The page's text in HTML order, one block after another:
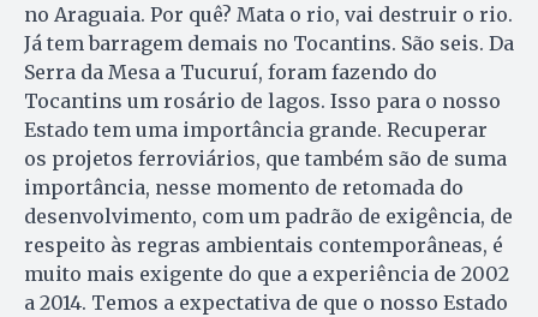
no Araguaia. Por quê? Mata o rio, vai destruir o rio.
Já tem barragem demais no Tocantins. São seis. Da
Serra da Mesa a Tucuruí, foram fazendo do
Tocantins um rosário de lagos. Isso para o nosso
Estado tem uma importância grande. Recuperar
os projetos ferroviários, que também são de suma
importância, nesse momento de retomada do
desenvolvimento, com um padrão de exigência, de
respeito às regras ambientais contemporâneas, é
muito mais exigente do que a experiência de 2002
a 2014. Temos a expectativa de que o nosso Estado